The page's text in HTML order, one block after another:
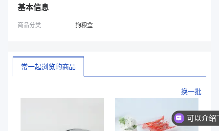
基本信息
商品分类 狗粮盒
常一起浏览的商品
换一批